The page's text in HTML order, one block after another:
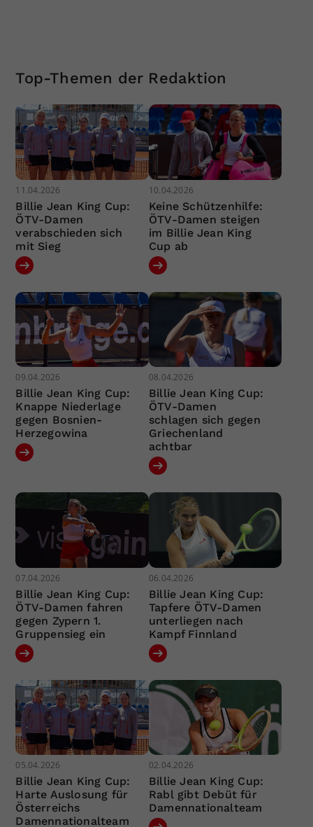
Top-Themen der Redaktion
11.04.2026
Billie Jean King Cup:
ÖTV-Damen
verabschieden sich
mit Sieg
10.04.2026
Keine Schützenhilfe:
ÖTV-Damen steigen
im Billie Jean King
Cup ab
09.04.2026
Billie Jean King Cup:
Knappe Niederlage
gegen Bosnien-
Herzegowina
08.04.2026
Billie Jean King Cup:
ÖTV-Damen
schlagen sich gegen
Griechenland
achtbar
07.04.2026
Billie Jean King Cup:
ÖTV-Damen fahren
gegen Zypern 1.
Gruppensieg ein
06.04.2026
Billie Jean King Cup:
Tapfere ÖTV-Damen
unterliegen nach
Kampf Finnland
05.04.2026
Billie Jean King Cup:
Harte Auslosung für
Österreichs
Damennationalteam
02.04.2026
Billie Jean King Cup:
Rabl gibt Debüt für
Damennationalteam